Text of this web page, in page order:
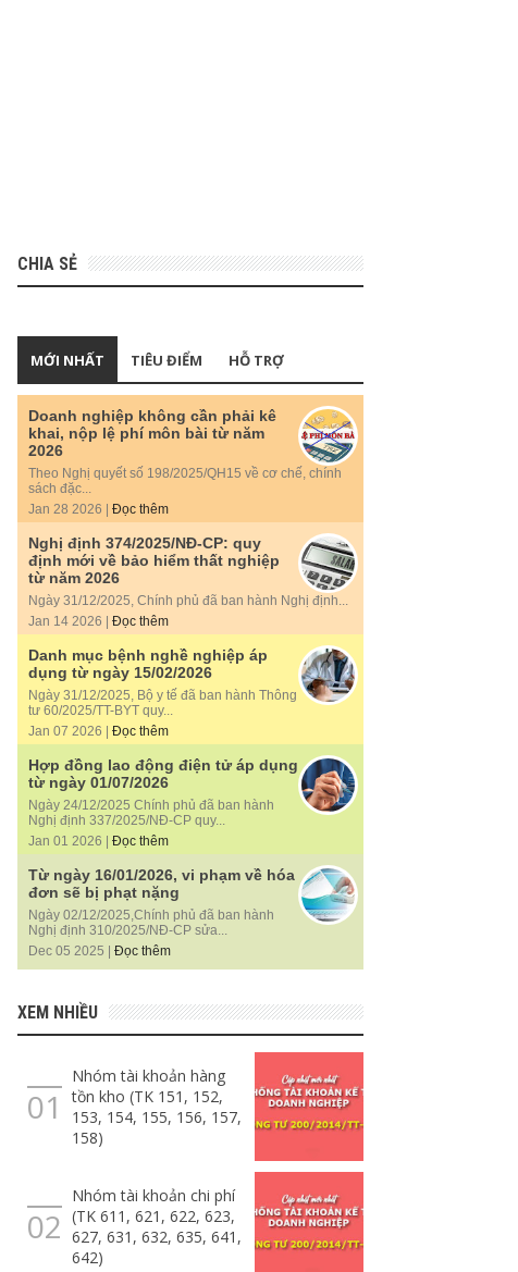
CHIA SẺ
MỚI NHẤT TIÊU ĐIỂM HỖ TRỢ
Doanh nghiệp không cần phải kê
khai, nộp lệ phí môn bài từ năm
2026
Theo Nghị quyết số 198/2025/QH15 về cơ chế, chính
sách đặc...
Jan 28 2026 | Đọc thêm
Nghị định 374/2025/NĐ-CP: quy
định mới về bảo hiểm thất nghiệp
từ năm 2026
Ngày 31/12/2025, Chính phủ đã ban hành Nghị định...
Jan 14 2026 | Đọc thêm
Danh mục bệnh nghề nghiệp áp
dụng từ ngày 15/02/2026
Ngày 31/12/2025, Bộ y tế đã ban hành Thông
tư 60/2025/TT-BYT quy...
Jan 07 2026 | Đọc thêm
Hợp đồng lao động điện tử áp dụng
từ ngày 01/07/2026
Ngày 24/12/2025 Chính phủ đã ban hành
Nghị định 337/2025/NĐ-CP quy...
Jan 01 2026 | Đọc thêm
Từ ngày 16/01/2026, vi phạm về hóa
đơn sẽ bị phạt nặng
Ngày 02/12/2025,Chính phủ đã ban hành
Nghị định 310/2025/NĐ-CP sửa...
Dec 05 2025 | Đọc thêm
XEM NHIỀU
Nhóm tài khoản hàng
tồn kho (TK 151, 152,
153, 154, 155, 156, 157,
158)
Nhóm tài khoản chi phí
(TK 611, 621, 622, 623,
627, 631, 632, 635, 641,
642)